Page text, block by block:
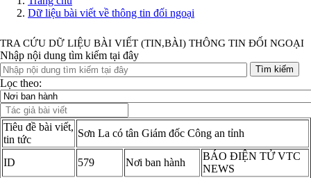
Dữ liệu bài viết về thông tin đối ngoại
TRA CỨU DỮ LIỆU BÀI VIẾT (TIN,BÀI) THÔNG TIN ĐỐI NGOẠI
Nhập nội dung tìm kiếm tại đây
Tìm kiếm
Lọc theo:
Tiêu đề bài viết,
tin tức
Sơn La có tân Giám đốc Công an tỉnh
ID 579 Nơi ban hành
BÁO ĐIỆN TỬ VTC
NEWS